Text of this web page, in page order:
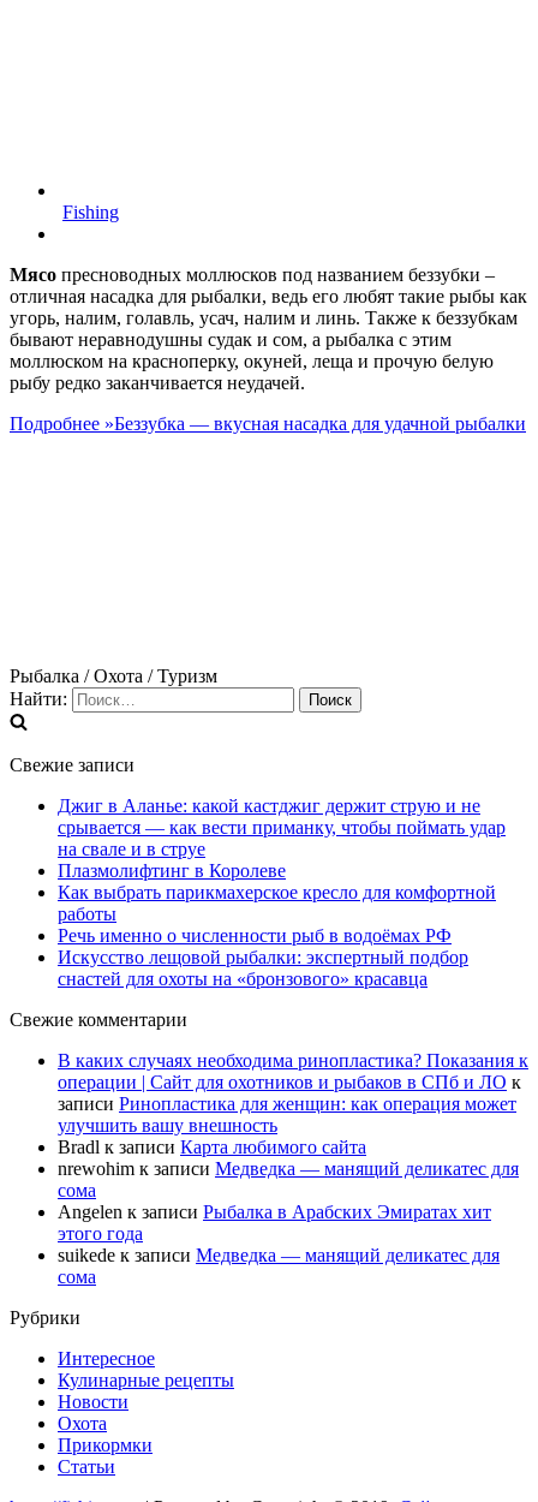
Fishing
Мясо пресноводных моллюсков под названием беззубки –
отличная насадка для рыбалки, ведь его любят такие рыбы как
угорь, налим, голавль, усач, налим и линь. Также к беззубкам
бывают неравнодушны судак и сом, а рыбалка с этим
моллюском на красноперку, окуней, леща и прочую белую
рыбу редко заканчивается неудачей.
Подробнее »Беззубка — вкусная насадка для удачной рыбалки
Рыбалка / Охота / Туризм
Найти:
Свежие записи
Джиг в Аланье: какой кастджиг держит струю и не
срывается — как вести приманку, чтобы поймать удар
на свале и в струе
Плазмолифтинг в Королеве
Как выбрать парикмахерское кресло для комфортной
работы
Речь именно о численности рыб в водоёмах РФ
Искусство лещовой рыбалки: экспертный подбор
снастей для охоты на «бронзового» красавца
Свежие комментарии
В каких случаях необходима ринопластика? Показания к
операции | Сайт для охотников и рыбаков в СПб и ЛО к
записи Ринопластика для женщин: как операция может
улучшить вашу внешность
Bradl к записи Карта любимого сайта
nrewohim к записи Медведка — манящий деликатес для
сома
Angelen к записи Рыбалка в Арабских Эмиратах хит
этого года
suikede к записи Медведка — манящий деликатес для
сома
Рубрики
Интересное
Кулинарные рецепты
Новости
Охота
Прикормки
Статьи